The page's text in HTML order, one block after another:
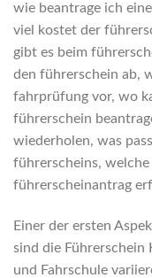
wie beantrage ich
viel kostet der
gibt es beim
den führerschein ab,
fahrprüfung vor, wo
führerschein
wiederholen, was
führerscheins,
führerscheinantrag
Einer der ersten
sind die Führerschein
und Fahrschule